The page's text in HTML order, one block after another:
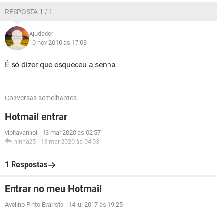
RESPOSTA 1 / 1
Ajudador
10 nov 2010 às 17:03
É só dizer que esqueceu a senha
Conversas semelhantes
Hotmail entrar
viphavanhoi - 13 mar 2020 às 02:57
ninha25 - 13 mar 2020 às 04:03
1 Respostas
Entrar no meu Hotmail
Avelino Pinto Evaristo - 14 jul 2017 às 19:25